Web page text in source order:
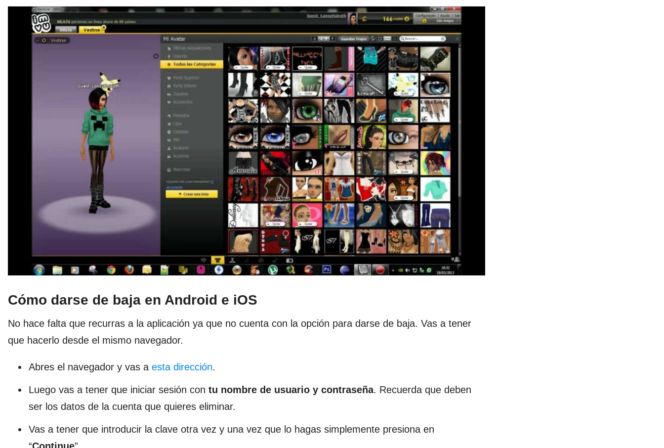
Cómo darse de baja en Android e iOS
No hace falta que recurras a la aplicación ya que no cuenta con la opción para darse de baja. Vas a tener
que hacerlo desde el mismo navegador.
Abres el navegador y vas a esta dirección.
Luego vas a tener que iniciar sesión con tu nombre de usuario y contraseña. Recuerda que deben
ser los datos de la cuenta que quieres eliminar.
Vas a tener que introducir la clave otra vez y una vez que lo hagas simplemente presiona en